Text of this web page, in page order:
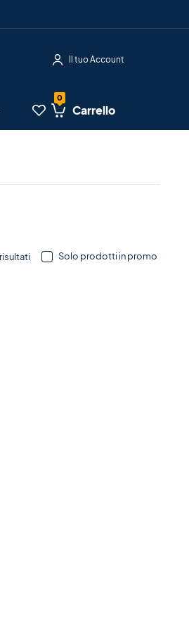
Il tuo Account
Carrello
Solo prodotti in promo